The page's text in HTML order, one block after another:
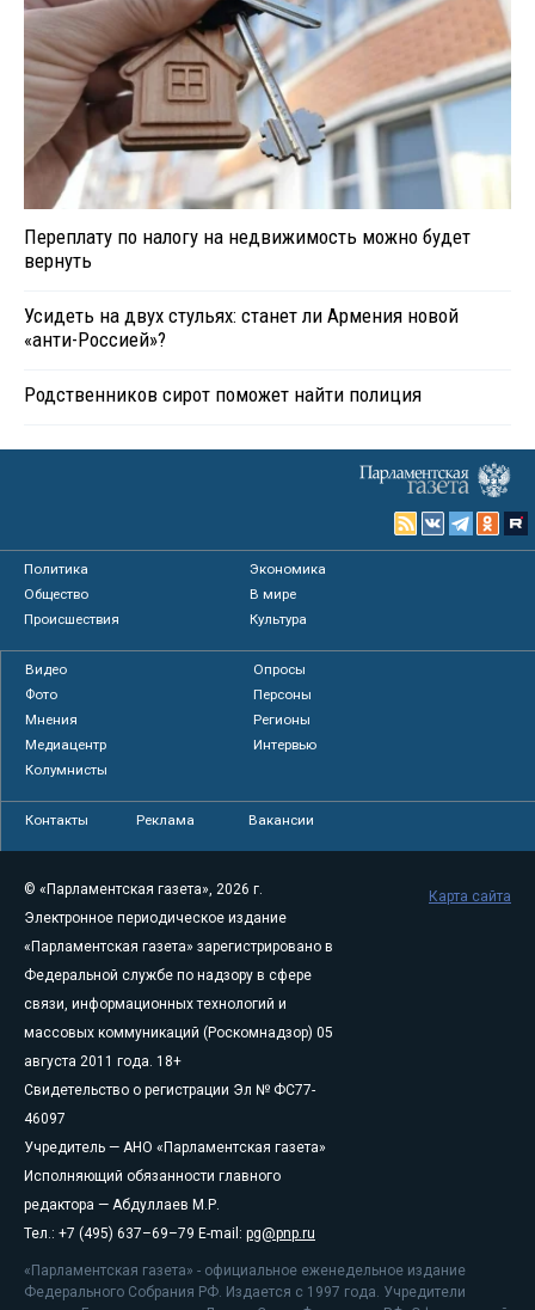
Переплату по налогу на недвижимость можно будет
вернуть
Усидеть на двух стульях: станет ли Армения новой
«анти-Россией»?
Родственников сирот поможет найти полиция
Политика
Экономика
Общество
В мире
Происшествия
Культура
Видео
Опросы
Фото
Персоны
Мнения
Регионы
Медиацентр
Интервью
Колумнисты
Контакты Реклама Вакансии
© «Парламентская газета», 2026 г.
Электронное периодическое издание
«Парламентская газета» зарегистрировано в
Федеральной службе по надзору в сфере
связи, информационных технологий и
массовых коммуникаций (Роскомнадзор) 05
августа 2011 года. 18+
Свидетельство о регистрации Эл № ФС77-
46097
Учредитель — АНО «Парламентская газета»
Исполняющий обязанности главного
редактора — Абдуллаев М.Р.
Тел.: +7 (495) 637–69–79 E-mail: pg@pnp.ru
«Парламентская газета» - официальное еженедельное издание
Федерального Собрания РФ. Издается с 1997 года. Учредители
Карта сайта